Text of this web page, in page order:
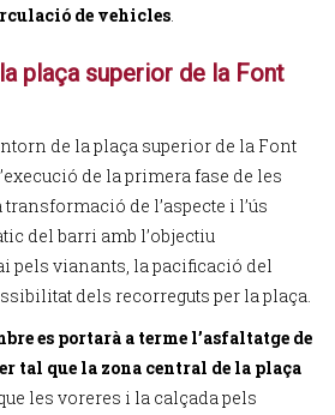
de vehicles.
plaça superior de la Font
de la plaça superior de la Font
de la primera fase de les
de l’aspecte i l’ús
del barri amb l’objectiu
pels vianants, la pacificació del
dels recorreguts per la plaça.
es portarà a terme l’asfaltatge de
tal que la zona central de la plaça
les voreres i la calçada pels